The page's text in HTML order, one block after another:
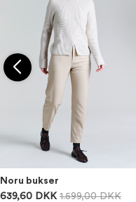
Noru bukser
639,60 DKK 1.599,00 DKK